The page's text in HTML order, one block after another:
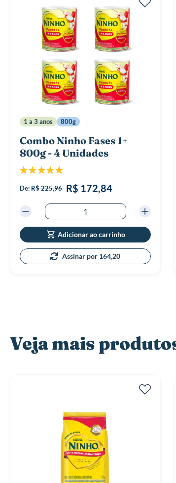
1 a 3 anos 800g
Combo Ninho Fases 1+
800g - 4 Unidades
Classificação:
De:R$ 225,96 R$ 172,84
Adicionar ao carrinho
Assinar por 164,20
Veja mais